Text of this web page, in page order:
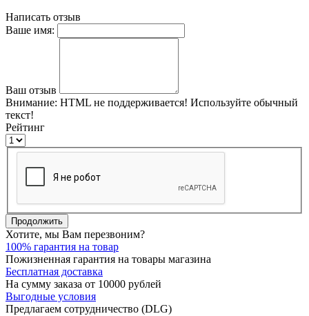
Написать отзыв
Ваше имя:
Ваш отзыв
Внимание: HTML не поддерживается! Используйте обычный
текст!
Рейтинг
Продолжить
Хотите, мы Вам перезвоним?
100% гарантия на товар
Пожизненная гарантия на товары магазина
Бесплатная доставка
На сумму заказа от 10000 рублей
Выгодные условия
Предлагаем сотрудничество (DLG)